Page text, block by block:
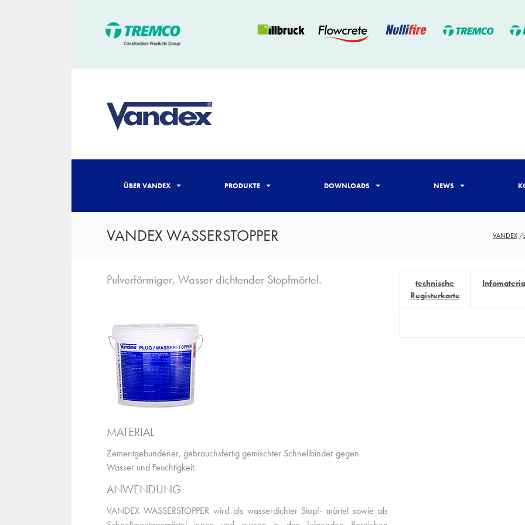
ÜBER VANDEX PRODUKTE DOWNLOADS NEWS
VANDEX WASSERSTOPPER VANDEX/
Pulverförmiger, Wasser dichtender Stopfmörtel.
MATERIAL
Zementgebundener, gebrauchsfertig gemischter Schnellbinder gegen
Wasser und Feuchtigkeit.
ANWENDUNG
VANDEX WASSERSTOPPER wird als wasserdichter Stopf- mörtel sowie als
technische
Registerkarte